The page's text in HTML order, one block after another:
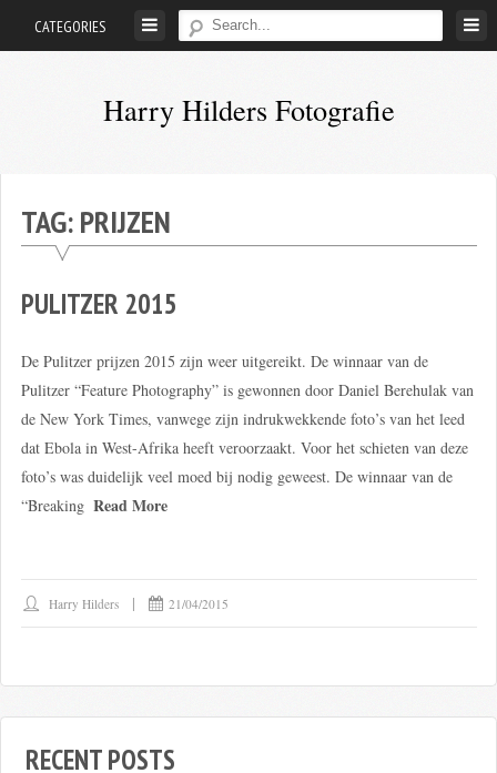
CATEGORIES
Harry Hilders Fotografie
Hilders
TAG:PRIJZEN
PULITZER 2015
De Pulitzer prijzen 2015 zijn weer uitgereikt. De winnaar van de
Pulitzer “Feature Photography” is gewonnen door Daniel Berehulak van
de New York Times, vanwege zijn indrukwekkende foto’s van het leed
dat Ebola in West-Afrika heeft veroorzaakt. Voor het schieten van deze
foto’s was duidelijk veel moed bij nodig geweest. De winnaar van de
“Breaking Read More
Harry Hilders 21/04/2015
RECENT POSTS